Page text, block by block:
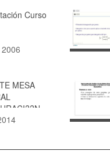
Curso
2006
MESA